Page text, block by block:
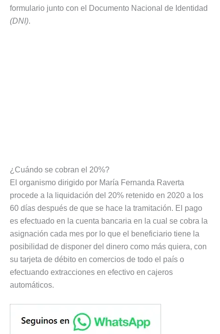
formulario junto con el Documento Nacional de Identidad
(DNI).
¿Cuándo se cobran el 20%?
El organismo dirigido por María Fernanda Raverta
procede a la liquidación del 20% retenido en 2020 a los
60 días después de que se hace la tramitación. El pago
es efectuado en la cuenta bancaria en la cual se cobra la
asignación cada mes por lo que el beneficiario tiene la
posibilidad de disponer del dinero como más quiera, con
su tarjeta de débito en comercios de todo el país o
efectuando extracciones en efectivo en cajeros
automáticos.